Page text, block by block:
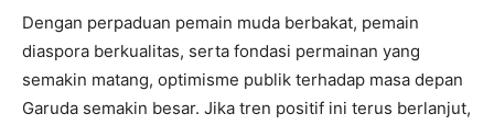
Dengan perpaduan pemain muda berbakat, pemain
diaspora berkualitas, serta fondasi permainan yang
semakin matang, optimisme publik terhadap masa depan
Garuda semakin besar. Jika tren positif ini terus berlanjut,